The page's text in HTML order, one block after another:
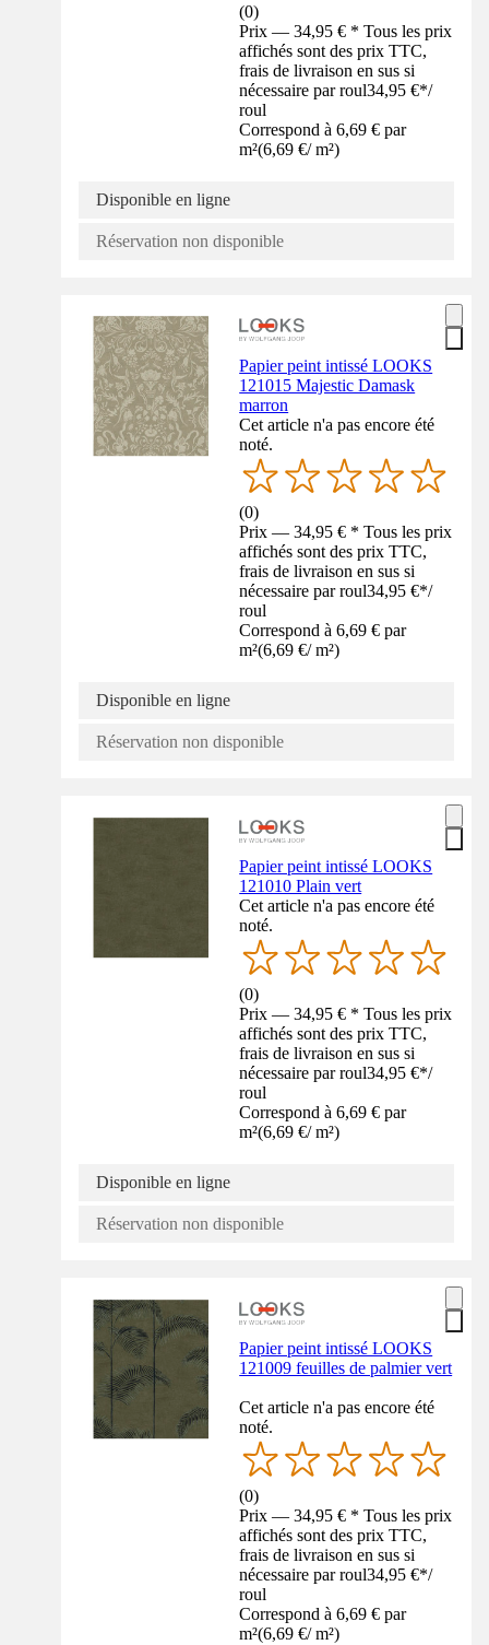
(0)
Prix — 34,95 € * Tous les prix
affichés sont des prix TTC,
frais de livraison en sus si
nécessaire par roul34,95 €*/
roul
Correspond à 6,69 € par
m²(6,69 €/ m²)
Disponible en ligne
Réservation non disponible
Papier peint intissé LOOKS
121015 Majestic Damask
marron
Cet article n'a pas encore été
noté.
(0)
Prix — 34,95 € * Tous les prix
affichés sont des prix TTC,
frais de livraison en sus si
nécessaire par roul34,95 €*/
roul
Correspond à 6,69 € par
m²(6,69 €/ m²)
Disponible en ligne
Réservation non disponible
Papier peint intissé LOOKS
121010 Plain vert
Cet article n'a pas encore été
noté.
(0)
Prix — 34,95 € * Tous les prix
affichés sont des prix TTC,
frais de livraison en sus si
nécessaire par roul34,95 €*/
roul
Correspond à 6,69 € par
m²(6,69 €/ m²)
Disponible en ligne
Réservation non disponible
Papier peint intissé LOOKS
121009 feuilles de palmier vert
Cet article n'a pas encore été
noté.
(0)
Prix — 34,95 € * Tous les prix
affichés sont des prix TTC,
frais de livraison en sus si
nécessaire par roul34,95 €*/
roul
Correspond à 6,69 € par
m²(6,69 €/ m²)